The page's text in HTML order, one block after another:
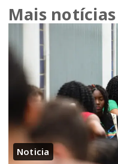
Mais notícias
Noticia